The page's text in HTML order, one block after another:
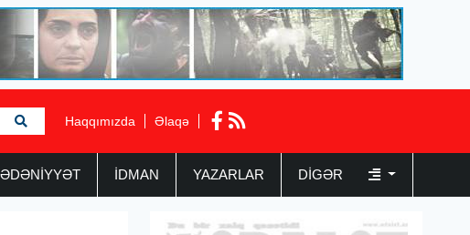
Haqqımızda Əlaqə
İDMAN YAZARLAR DIGƏR